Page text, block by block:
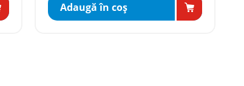
Adaugă în coş